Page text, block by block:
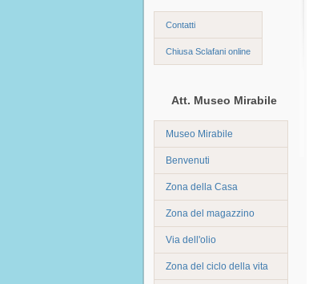
Contatti
Chiusa Sclafani online
Att. Museo Mirabile
Museo Mirabile
Benvenuti
Zona della Casa
Zona del magazzino
Via dell'olio
Zona del ciclo della vita